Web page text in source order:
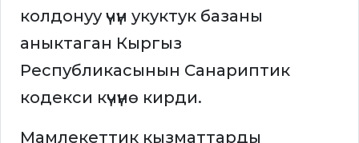
колдонуу үчүн укуктук базаны
аныктаган Кыргыз
Республикасынын Санариптик
кодекси күчүнө кирди.
Мамлекеттик кызматтарды